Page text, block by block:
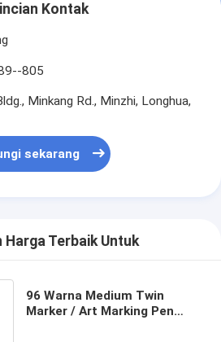
Kontak
805
Minkang Rd., Minzhi, Longhua,
sekarang
Harga Terbaik Untuk
96 Warna Medium Twin
Marker / Art Marking Pen